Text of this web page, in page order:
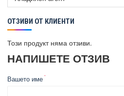
Panasonic CS-MZ20UFEA
Panasonic CS-Z25UFEAW
Panasonic CS-Z50UFEAW
ОТЗИВИ ОТ КЛИЕНТИ
Този продукт няма отзиви.
НАПИШЕТЕ ОТЗИВ
Вашето име